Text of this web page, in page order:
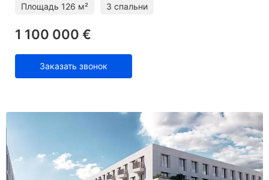
Площадь 126 м² 3 спальни
1 100 000 €
Заказать звонок